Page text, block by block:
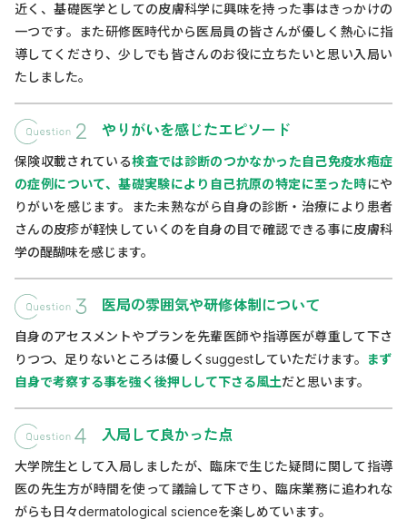
近く、基礎医学としての皮膚科学に興味を持った事はきっかけの
一つです。また研修医時代から医局員の皆さんが優しく熱心に指
導してくださり、少しでも皆さんのお役に立ちたいと思い入局い
たしました。
やりがいを感じたエピソード
保険収載されている検査では診断のつかなかった自己免疫水疱症
の症例について、基礎実験により自己抗原の特定に至った時にや
りがいを感じます。また未熟ながら自身の診断・治療により患者
さんの皮疹が軽快していくのを自身の目で確認できる事に皮膚科
学の醍醐味を感じます。
医局の雰囲気や研修体制について
自身のアセスメントやプランを先輩医師や指導医が尊重して下さ
りつつ、足りないところは優しくsuggestしていただけます。
まず
自身で考察する事を強く後押しして下さる風土だと思います。
入局して良かった点
大学院生として入局しましたが、臨床で生じた疑問に関して指導
医の先生方が時間を使って議論して下さり、臨床業務に追われな
がらも日々dermatological scienceを楽しめています。